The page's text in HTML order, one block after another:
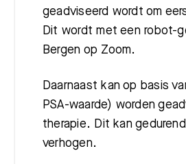
geadviseerd wordt om
Dit wordt met een robot-
Bergen op Zoom.
Daarnaast kan op basis
PSA-waarde) worden
therapie. Dit kan
verhogen.